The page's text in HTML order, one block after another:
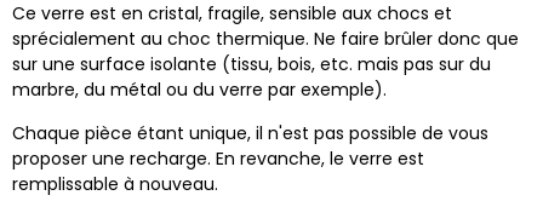
Ce verre est en cristal, fragile, sensible aux chocs et
sprécialement au choc thermique. Ne faire brûler donc que
sur une surface isolante (tissu, bois, etc. mais pas sur du
marbre, du métal ou du verre par exemple).
Chaque pièce étant unique, il n'est pas possible de vous
proposer une recharge. En revanche, le verre est
remplissable à nouveau.